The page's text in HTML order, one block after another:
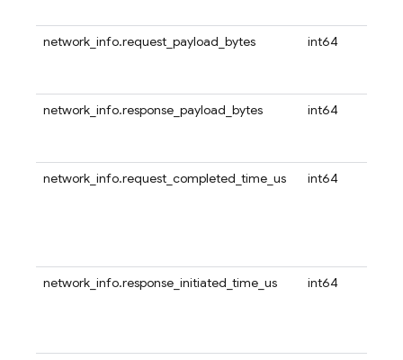
network_info.request_payload_bytes int64
network_info.response_payload_bytes int64
network_info.request_completed_time_us int64
network_info.response_initiated_time_us int64